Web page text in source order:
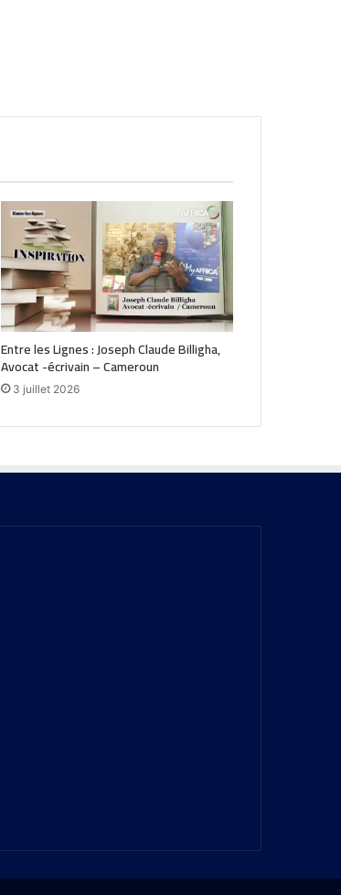
Entre les Lignes : Joseph Claude Billigha,
Avocat -écrivain – Cameroun
3 juillet 2026